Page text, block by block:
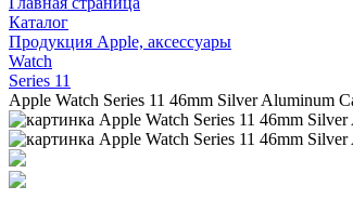
Каталог
Продукция Apple, аксессуары
Watch
Series 11
Apple Watch Series 11 46mm Silver Aluminum